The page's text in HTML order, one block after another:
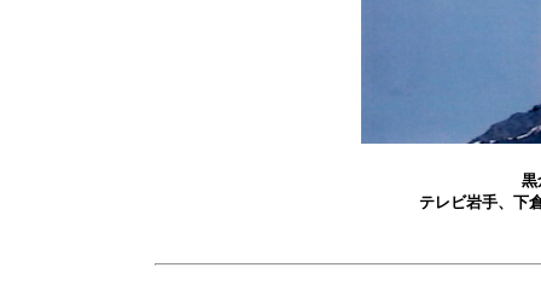
黒
テレビ岩手、下